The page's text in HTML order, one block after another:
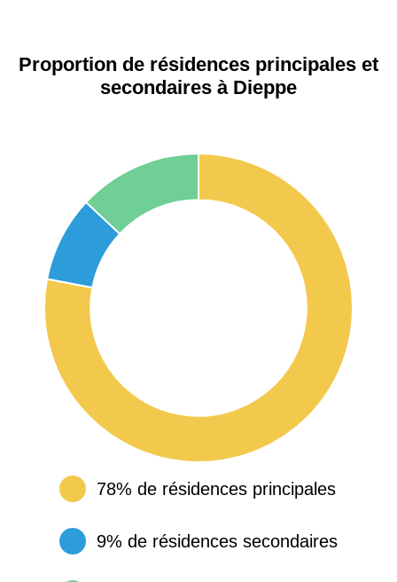
Proportion de résidences principales et
secondaires à Dieppe
78% de résidences principales
9% de résidences secondaires